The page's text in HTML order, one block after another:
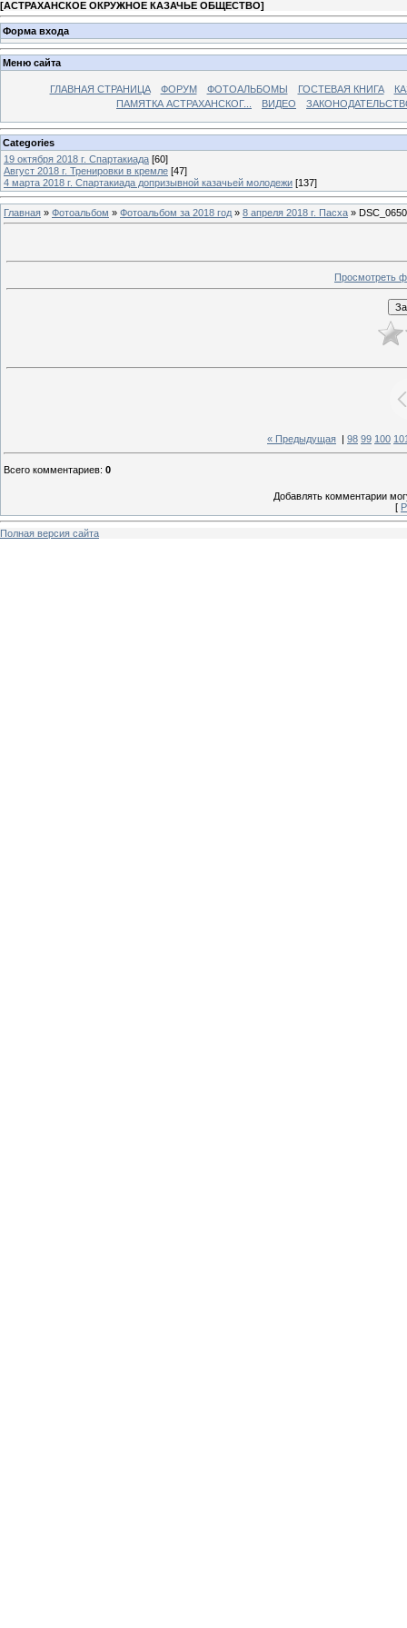
[АСТРАХАНСКОЕ ОКРУЖНОЕ КАЗАЧЬЕ ОБЩЕСТВО]
Форма входа
Меню сайта
ГЛАВНАЯ СТРАНИЦА ФОРУМ ФОТОАЛЬБОМЫ ГОСТЕВАЯ КНИГА
ПАМЯТКА АСТРАХАНСКОГ...
ВИДЕО
Categories
19 октября 2018 г. Спартакиада [60]
Август 2018 г. Тренировки в кремле [47]
4 марта 2018 г. Спартакиада допризывной казачьей молодежи [137]
Главная » Фотоальбом » Фотоальбом за 2018 год » 8 апреля 2018 г. Пасха » DSC_0650
Просмотреть
« Предыдущая 98 99 100
Всего комментариев: 0
Добавлять комментарии
[
Полная версия сайта